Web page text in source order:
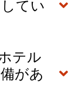
てい
テル
があ